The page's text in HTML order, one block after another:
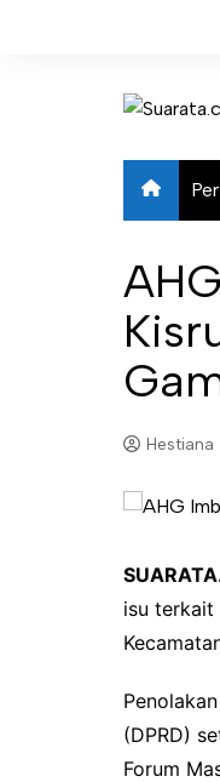
Hestiana
isu terkait
(DPRD)
Forum